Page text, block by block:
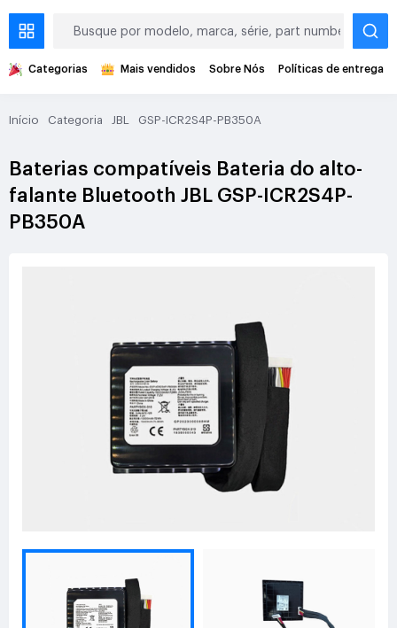
Categorias Mais vendidos Sobre Nós Políticas de entrega
Início Categoria JBL GSP-ICR2S4P-PB350A
Baterias compatíveis Bateria do alto-
falante Bluetooth JBL GSP-ICR2S4P-
PB350A